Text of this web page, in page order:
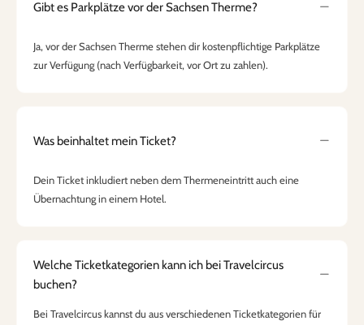
Gibt es Parkplätze vor der Sachsen Therme?
Ja, vor der Sachsen Therme stehen dir kostenpflichtige Parkplätze
zur Verfügung (nach Verfügbarkeit, vor Ort zu zahlen).
Was beinhaltet mein Ticket?
Dein Ticket inkludiert neben dem Thermeneintritt auch eine
Übernachtung in einem Hotel.
Welche Ticketkategorien kann ich bei Travelcircus
buchen?
Bei Travelcircus kannst du aus verschiedenen Ticketkategorien für